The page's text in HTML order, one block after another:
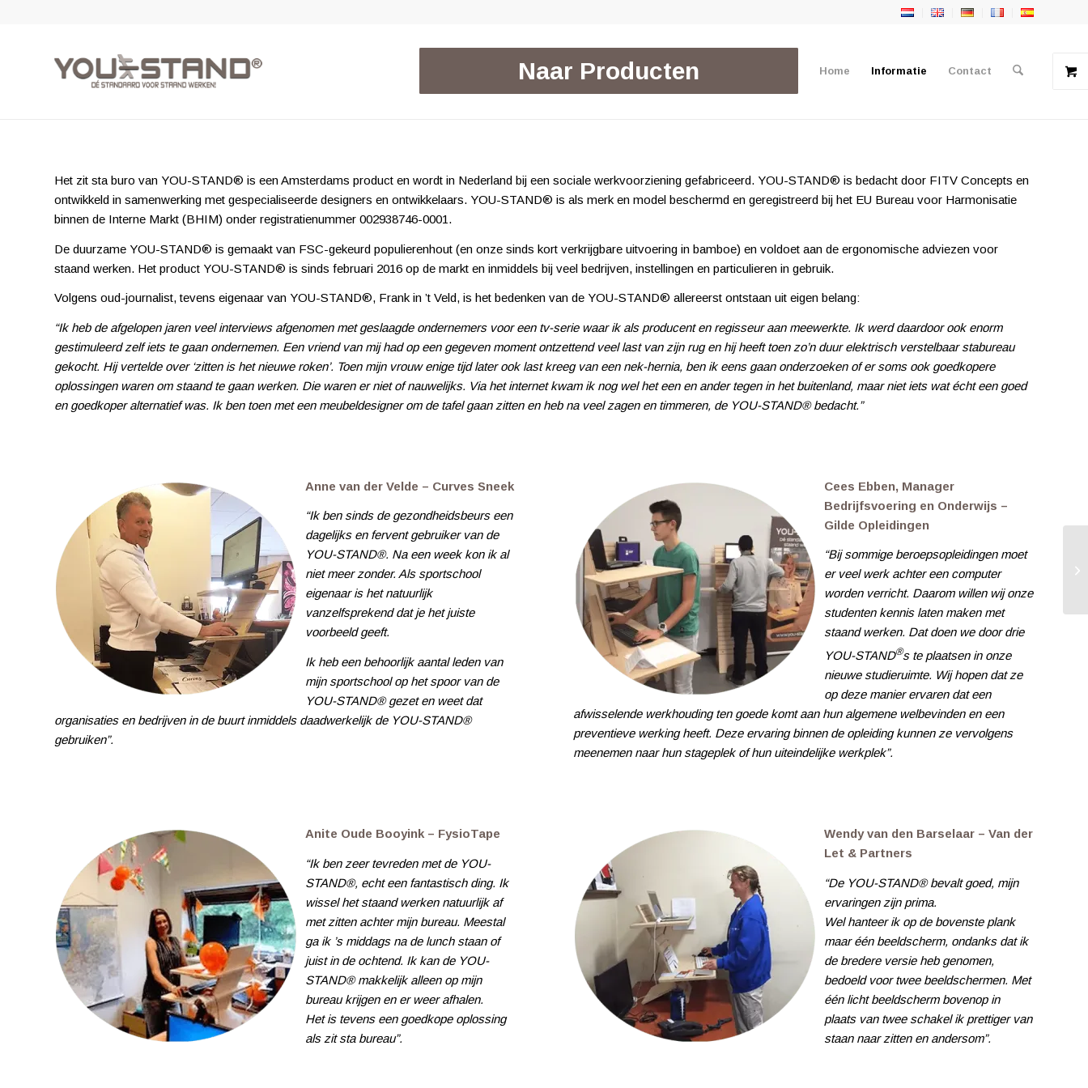
Naar Producten Home Informatie Contact
Het zit sta buro van YOU-STAND® is een Amsterdams product en wordt in Nederland bij een sociale werkvoorziening gefabriceerd. YOU-STAND® is bedacht door FITV Concepts en
ontwikkeld in samenwerking met gespecialiseerde designers en ontwikkelaars. YOU-STAND® is als merk en model beschermd en geregistreerd bij het EU Bureau voor Harmonisatie
binnen de Interne Markt (BHIM) onder registratienummer 002938746-0001.
De duurzame YOU-STAND® is gemaakt van FSC-gekeurd populierenhout (en onze sinds kort verkrijgbare uitvoering in bamboe) en voldoet aan de ergonomische adviezen voor
staand werken. Het product YOU-STAND® is sinds februari 2016 op de markt en inmiddels bij veel bedrijven, instellingen en particulieren in gebruik.
Volgens oud-journalist, tevens eigenaar van YOU-STAND®, Frank in ’t Veld, is het bedenken van de YOU-STAND® allereerst ontstaan uit eigen belang:
“Ik heb de afgelopen jaren veel interviews afgenomen met geslaagde ondernemers voor een tv-serie waar ik als producent en regisseur aan meewerkte. Ik werd daardoor ook enorm
gestimuleerd zelf iets te gaan ondernemen. Een vriend van mij had op een gegeven moment ontzettend veel last van zijn rug en hij heeft toen zo’n duur elektrisch verstelbaar stabureau
gekocht. Hij vertelde over ‘zitten is het nieuwe roken’. Toen mijn vrouw enige tijd later ook last kreeg van een nek-hernia, ben ik eens gaan onderzoeken of er soms ook goedkopere
oplossingen waren om staand te gaan werken. Die waren er niet of nauwelijks. Via het internet kwam ik nog wel het een en ander tegen in het buitenland, maar niet iets wat écht een goed
en goedkoper alternatief was. Ik ben toen met een meubeldesigner om de tafel gaan zitten en heb na veel zagen en timmeren, de YOU-STAND® bedacht.”
Anne van der Velde – Curves Sneek
“Ik ben sinds de gezondheidsbeurs een
dagelijks en fervent gebruiker van de
YOU-STAND®. Na een week kon ik al
niet meer zonder. Als sportschool
eigenaar is het natuurlijk
vanzelfsprekend dat je het juiste
voorbeeld geeft.
Ik heb een behoorlijk aantal leden van
mijn sportschool op het spoor van de
YOU-STAND® gezet en weet dat
organisaties en bedrijven in de buurt inmiddels daadwerkelijk de YOU-STAND®
gebruiken”.
Cees Ebben, Manager
Bedrijfsvoering en Onderwijs –
Gilde Opleidingen
“Bij sommige beroepsopleidingen moet
er veel werk achter een computer
worden verricht. Daarom willen wij onze
studenten kennis laten maken met
staand werken. Dat doen we door drie
YOU-STAND®s te plaatsen in onze
nieuwe studieruimte. Wij hopen dat ze
op deze manier ervaren dat een
afwisselende werkhouding ten goede komt aan hun algemene welbevinden en een
preventieve werking heeft. Deze ervaring binnen de opleiding kunnen ze vervolgens
meenemen naar hun stageplek of hun uiteindelijke werkplek”.
Anite Oude Booyink – FysioTape
“Ik ben zeer tevreden met de YOU-
STAND®, echt een fantastisch ding. Ik
wissel het staand werken natuurlijk af
met zitten achter mijn bureau. Meestal
ga ik ’s middags na de lunch staan of
juist in de ochtend. Ik kan de YOU-
STAND® makkelijk alleen op mijn
bureau krijgen en er weer afhalen.
Het is tevens een goedkope oplossing
als zit sta bureau”.
Wendy van den Barselaar – Van der
Let & Partners
“De YOU-STAND® bevalt goed, mijn
ervaringen zijn prima.
Wel hanteer ik op de bovenste plank
maar één beeldscherm, ondanks dat ik
de bredere versie heb genomen,
bedoeld voor twee beeldschermen. Met
één licht beeldscherm bovenop in
plaats van twee schakel ik prettiger van
staan naar zitten en andersom”.